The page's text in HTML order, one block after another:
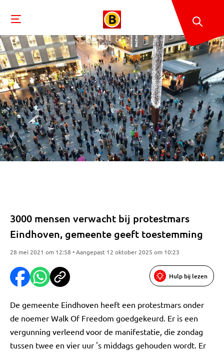
3000 mensen verwacht bij protestmars
Eindhoven, gemeente geeft toestemming
28 mei 2021 om 12:58 • Aangepast 12 oktober 2025 om 10:23
Hulp bij lezen
De gemeente Eindhoven heeft een protestmars onder
de noemer Walk Of Freedom goedgekeurd. Er is een
vergunning verleend voor de manifestatie, die zondag
tussen twee en vier uur 's middags gehouden wordt. Er